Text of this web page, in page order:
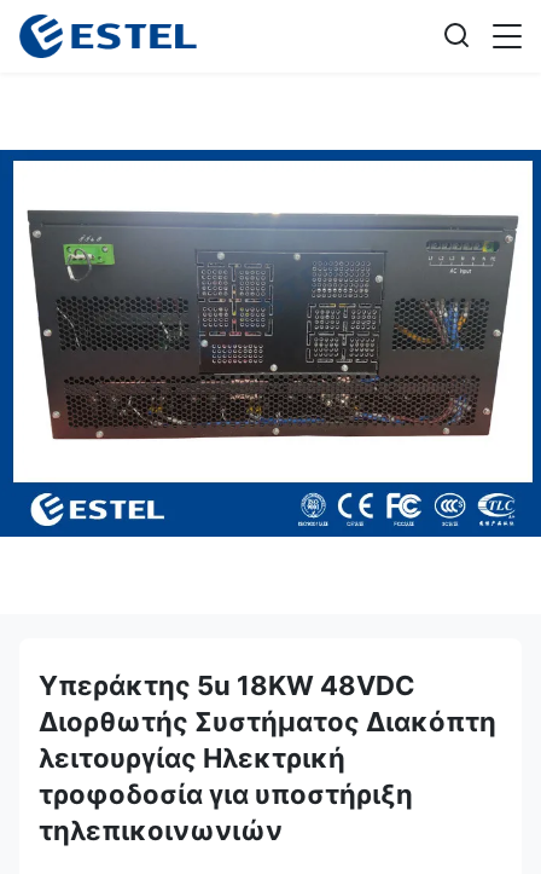
Υπεράκτης 5u 18KW 48VDC
Διορθωτής Συστήματος Διακόπτη
λειτουργίας Ηλεκτρική
τροφοδοσία για υποστήριξη
τηλεπικοινωνιών